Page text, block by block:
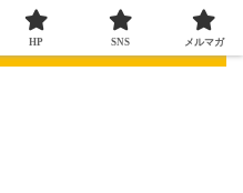
HP SNS メルマガ